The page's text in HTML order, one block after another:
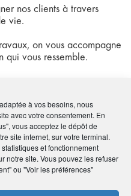
à vos besoins, nous
avec votre consentement. En
vous acceptez le dépôt de
site internet, sur votre terminal.
et fonctionnement
notre site. Vous pouvez les refuser
ou "Voir les préférences"
nos clients à travers
vie.
on vous accompagne
vous ressemble.
Vandœuvre-les-
61 25 26